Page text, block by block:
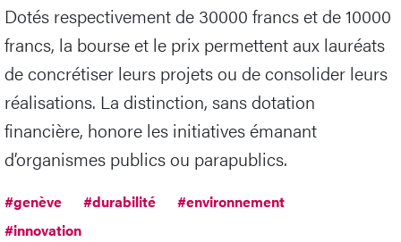
Dotés respectivement de 30000 francs et de 10000
francs, la bourse et le prix permettent aux lauréats
de concrétiser leurs projets ou de consolider leurs
réalisations. La distinction, sans dotation
financière, honore les initiatives émanant
d’organismes publics ou parapublics.
#genève #durabilité
#environnement
#innovation